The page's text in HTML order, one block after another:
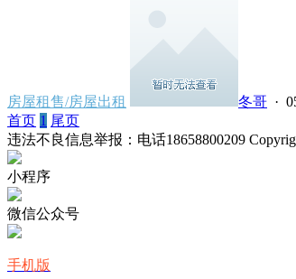
房屋租售/房屋出租 冬哥 ·
首页 1 尾页
违法不良信息举报：电话18658800209
小程序
微信公众号
手机版